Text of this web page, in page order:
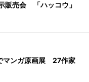
販売会 「ハッコウ」
マンガ原画展 27作家